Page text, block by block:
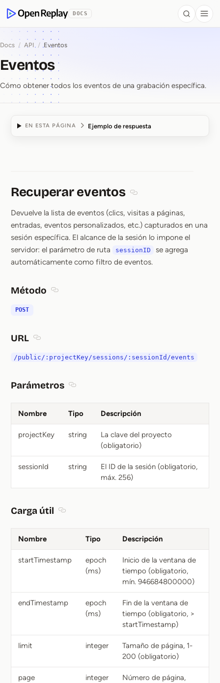
OpenReplay
DOCS Search
Docs / API / Eventos
Eventos
Cómo obtener todos los eventos de una grabación específica.
EN ESTA PÁGINA Ejemplo de respuesta
Recuperar eventos
Devuelve la lista de eventos (clics, visitas a páginas,
entradas, eventos personalizados, etc.) capturados en una
sesión específica. El alcance de la sesión lo impone el
servidor: el parámetro de ruta
sessionID
se agrega
automáticamente como filtro de eventos.
Método
POST
URL
/public/:projectKey/sessions/:sessionId/events
Parámetros
Nombre Tipo Descripción
projectKey string
La clave del proyecto
(obligatorio)
sessionId string
El ID de la sesión (obligatorio,
máx. 256)
Carga útil
Nombre Tipo Descripción
startTimestamp
epoch
(ms)
Inicio de la ventana de
tiempo (obligatorio,
mín. 946684800000)
endTimestamp
epoch
(ms)
Fin de la ventana de
tiempo (obligatorio, >
startTimestamp)
limit integer
Tamaño de página, 1-
200 (obligatorio)
page integer
Número de página,